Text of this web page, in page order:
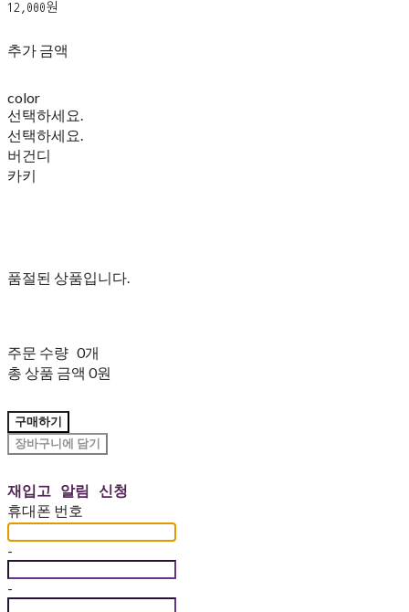
12,000원
추가 금액
color
선택하세요.
선택하세요.
버건디
카키
품절된 상품입니다.
주문 수량 0개
총 상품 금액 0원
구매하기
장바구니에 담기
재입고 알림 신청
휴대폰 번호
-
-